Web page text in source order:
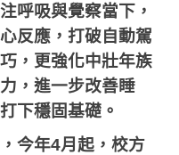
呼吸與覺察當下，
反應，打破自動駕
，更強化中壯年族
，進一步改善睡
下穩固基礎。
今年4月起，校方